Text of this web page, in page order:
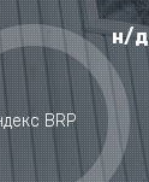
BRP
н/д